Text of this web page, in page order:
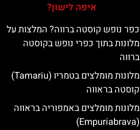
איפה לישון?
כפר נופש קוסטה ברווה? המלצות על
מלונות בתוך כפרי נופש בקוסטה
ברווה
מלונות מומלצים בטמריו (Tamariu)
קוסטה בראווה
מלונות מומלצים באמפוריה בראווה
(Empuriabrava)